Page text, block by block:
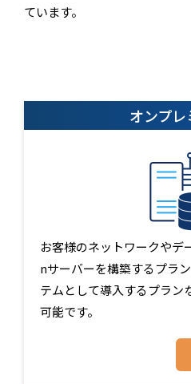
ています。
オンプレ
お客様のネットワークやデ
nサーバーを構築するプラ
テムとして導入するプラン
可能です。